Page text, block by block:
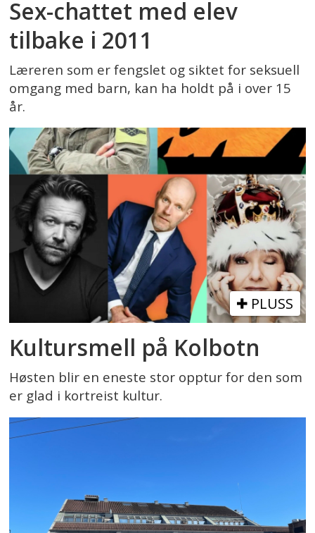
Sex-chattet med elev
tilbake i 2011
Læreren som er fengslet og siktet for seksuell
omgang med barn, kan ha holdt på i over 15
år.
PLUSS
Kultursmell på Kolbotn
Høsten blir en eneste stor opptur for den som
er glad i kortreist kultur.